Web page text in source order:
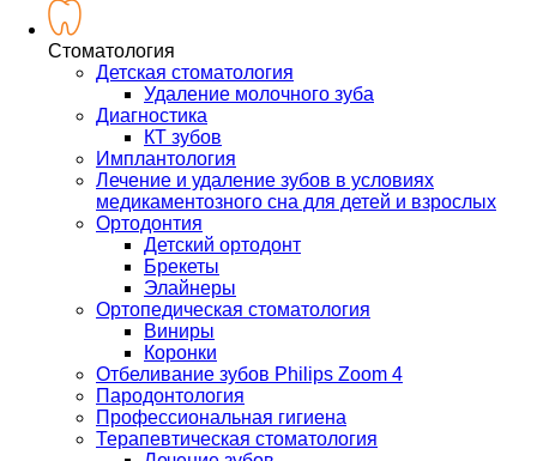
Стоматология
Детская стоматология
Удаление молочного зуба
Диагностика
КТ зубов
Имплантология
Лечение и удаление зубов в условиях
медикаментозного сна для детей и взрослых
Ортодонтия
Детский ортодонт
Брекеты
Элайнеры
Ортопедическая стоматология
Виниры
Коронки
Отбеливание зубов Philips Zoom 4
Пародонтология
Профессиональная гигиена
Терапевтическая стоматология